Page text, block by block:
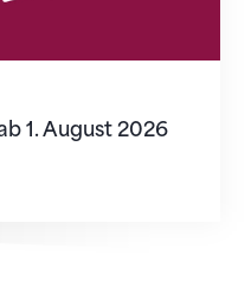
1. August 2026